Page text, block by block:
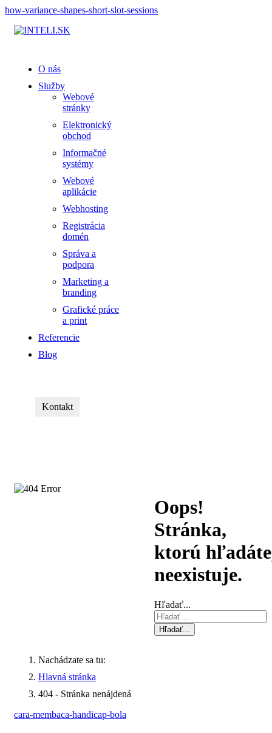
how-variance-shapes-short-slot-sessions
O nás
Služby
Webové
stránky
Elektronický
obchod
Informačné
systémy
Webové
aplikácie
Webhosting
Registrácia
domén
Správa a
podpora
Marketing a
branding
Grafické práce
a print
Referencie
Blog
Kontakt
Oops!
Stránka,
ktorú
neexistuje.
Hľadať...
Hľadať...
Nachádzate sa tu:
Hlavná stránka
404 - Stránka nenájdená
cara-membaca-handicap-bola